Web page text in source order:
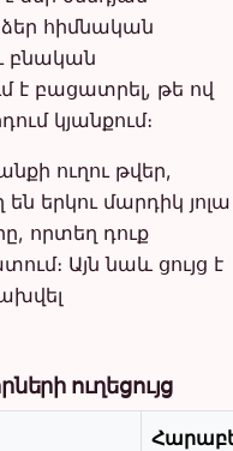
ձեր հիմնական
բնական
է բացատրել, թե ով
կյանքում։
ուղու թվեր,
երկու մարդիկ յոլա
որտեղ դուք
Այն նաև ցույց է
ուղեցույց